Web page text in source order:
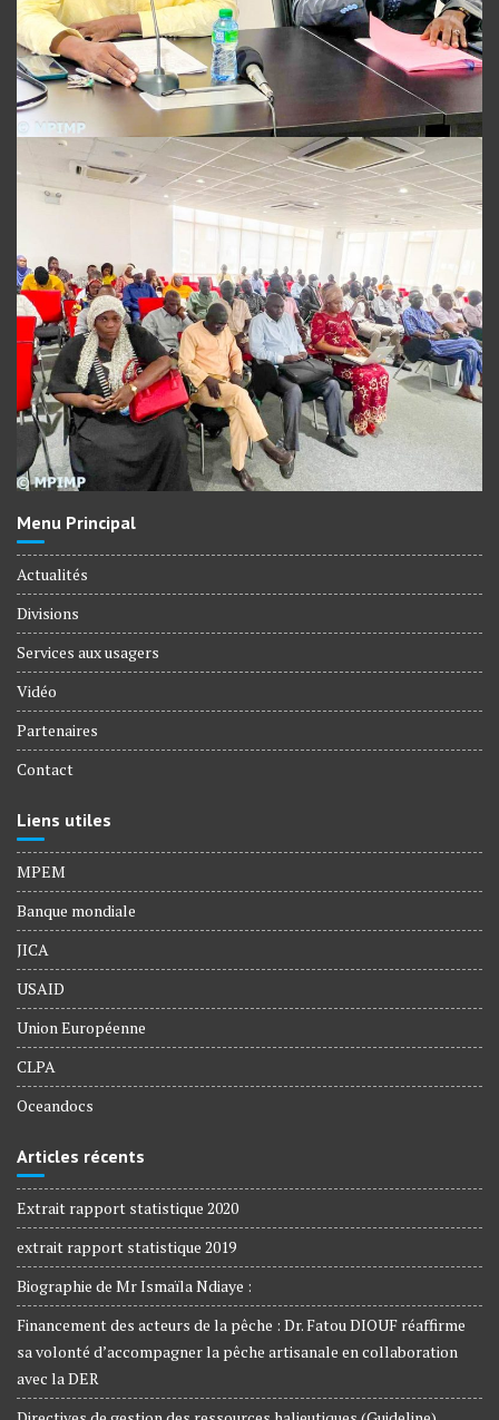
Menu Principal
Actualités
Divisions
Services aux usagers
Vidéo
Partenaires
Contact
Liens utiles
MPEM
Banque mondiale
JICA
USAID
Union Européenne
CLPA
Oceandocs
Articles récents
Extrait rapport statistique 2020
extrait rapport statistique 2019
Biographie de Mr Ismaïla Ndiaye :
Financement des acteurs de la pêche : Dr. Fatou DIOUF réaffirme
sa volonté d’accompagner la pêche artisanale en collaboration
avec la DER